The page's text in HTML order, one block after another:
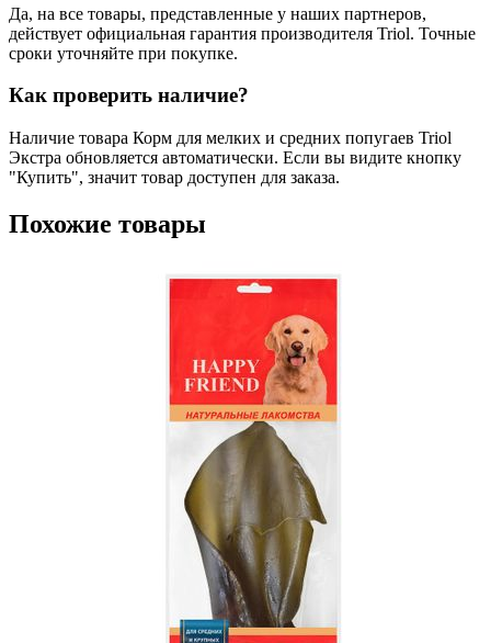
Да, на все товары, представленные у наших партнеров,
действует официальная гарантия производителя Triol. Точные
сроки уточняйте при покупке.
Как проверить наличие?
Наличие товара Корм для мелких и средних попугаев Triol
Экстра обновляется автоматически. Если вы видите кнопку
"Купить", значит товар доступен для заказа.
Похожие товары